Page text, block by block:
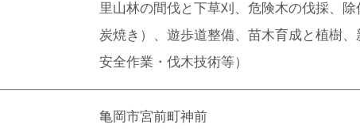
里山林の間伐と下草刈、危険木の伐採、
炭焼き）、遊歩道整備、苗木育成と植樹
安全作業・伐木技術等）
亀岡市宮前町神前